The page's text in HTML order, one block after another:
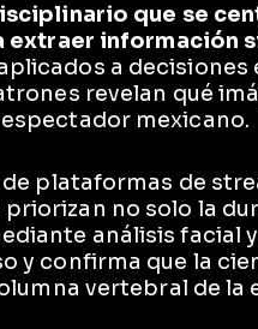
que se
extraer información
a decisiones
revelan qué
mexicano.
plataformas de
no solo la
análisis facial
y confirma que la
vertebral de la